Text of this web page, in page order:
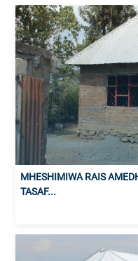
MHESHIMIWA RAIS
TASAF...